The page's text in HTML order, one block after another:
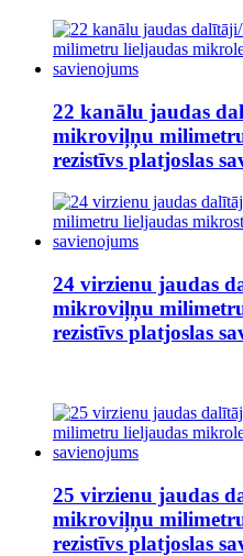
22 kanālu jaudas
mikroviļņu
rezistīvs platjoslas
24 virzienu jaudas
mikroviļņu
rezistīvs platjoslas
25 virzienu jaudas
mikroviļņu
rezistīvs platjoslas